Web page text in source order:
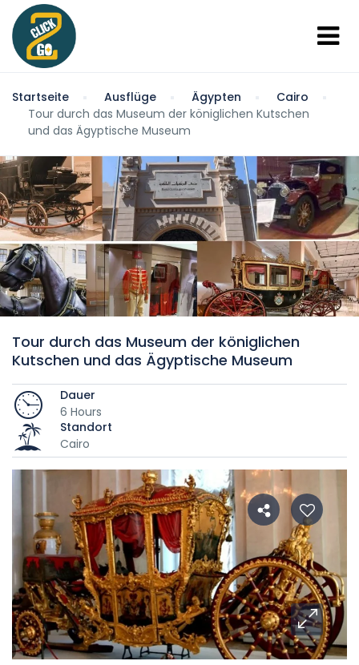
Startseite Ausflüge Ägypten
Cairo
Tour durch das Museum der königlichen Kutschen
und das Ägyptische Museum
Tour durch das Museum der königlichen
Kutschen und das Ägyptische Museum
Dauer
6 Hours
Standort
Cairo